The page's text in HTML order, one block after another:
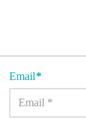
Email*